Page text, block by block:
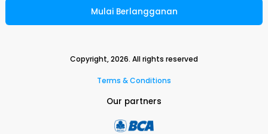
Mulai Berlangganan
Copyright,2026. All rights reserved
Terms & Conditions
Our partners